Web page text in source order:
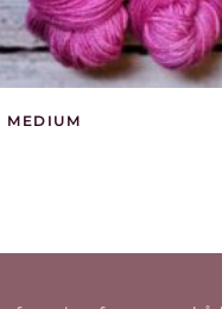
MEDIUM